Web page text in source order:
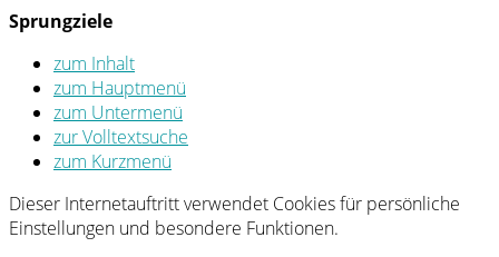
Sprungziele
zum Inhalt
zum Hauptmenü
zum Untermenü
zur Volltextsuche
zum Kurzmenü
Dieser Internetauftritt verwendet Cookies für persönliche
Einstellungen und besondere Funktionen.